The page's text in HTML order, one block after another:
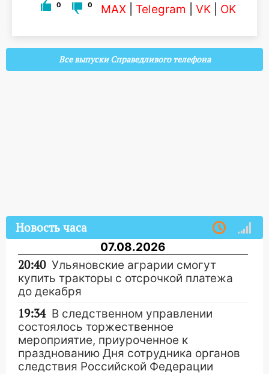
0 0 MAX Telegram VK OK
Все выпуски Справедливого телефона
Новость часа
07.08.2026
20:40 Ульяновские аграрии смогут
купить тракторы с отсрочкой платежа
до декабря
19:34 В следственном управлении
состоялось торжественное
мероприятие, приуроченное к
празднованию Дня сотрудника органов
следствия Российской Федерации